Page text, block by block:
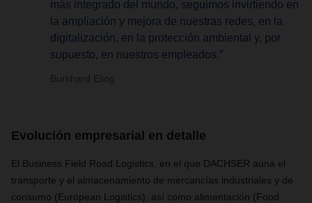
más integrado del mundo, seguimos invirtiendo en
la ampliación y mejora de nuestras redes, en la
digitalización, en la protección ambiental y, por
supuesto, en nuestros empleados.”
Burkhard Eling
Evolución empresarial en detalle
El Business Field Road Logistics, en el que DACHSER aúna el
transporte y el almacenamiento de mercancías industriales y de
consumo (European Logistics), así como alimentación (Food